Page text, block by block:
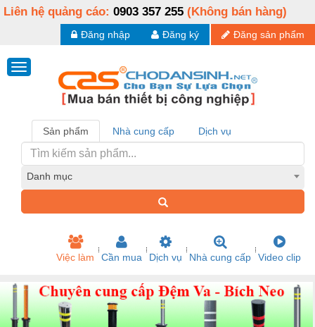
Liên hệ quảng cáo: 0903 357 255 (Không bán hàng)
Đăng sản phẩm
Đăng ký
Đăng nhập
Sản phẩm Nhà cung cấp Dịch vụ
Danh mục
Việc làm Cần mua Dịch vụ Nhà cung cấp Video clip